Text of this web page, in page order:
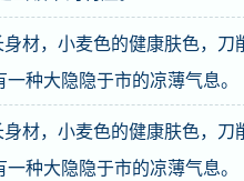
材，小麦色的健康肤色，
种大隐隐于市的凉薄气息。
材，小麦色的健康肤色，
种大隐隐于市的凉薄气息。